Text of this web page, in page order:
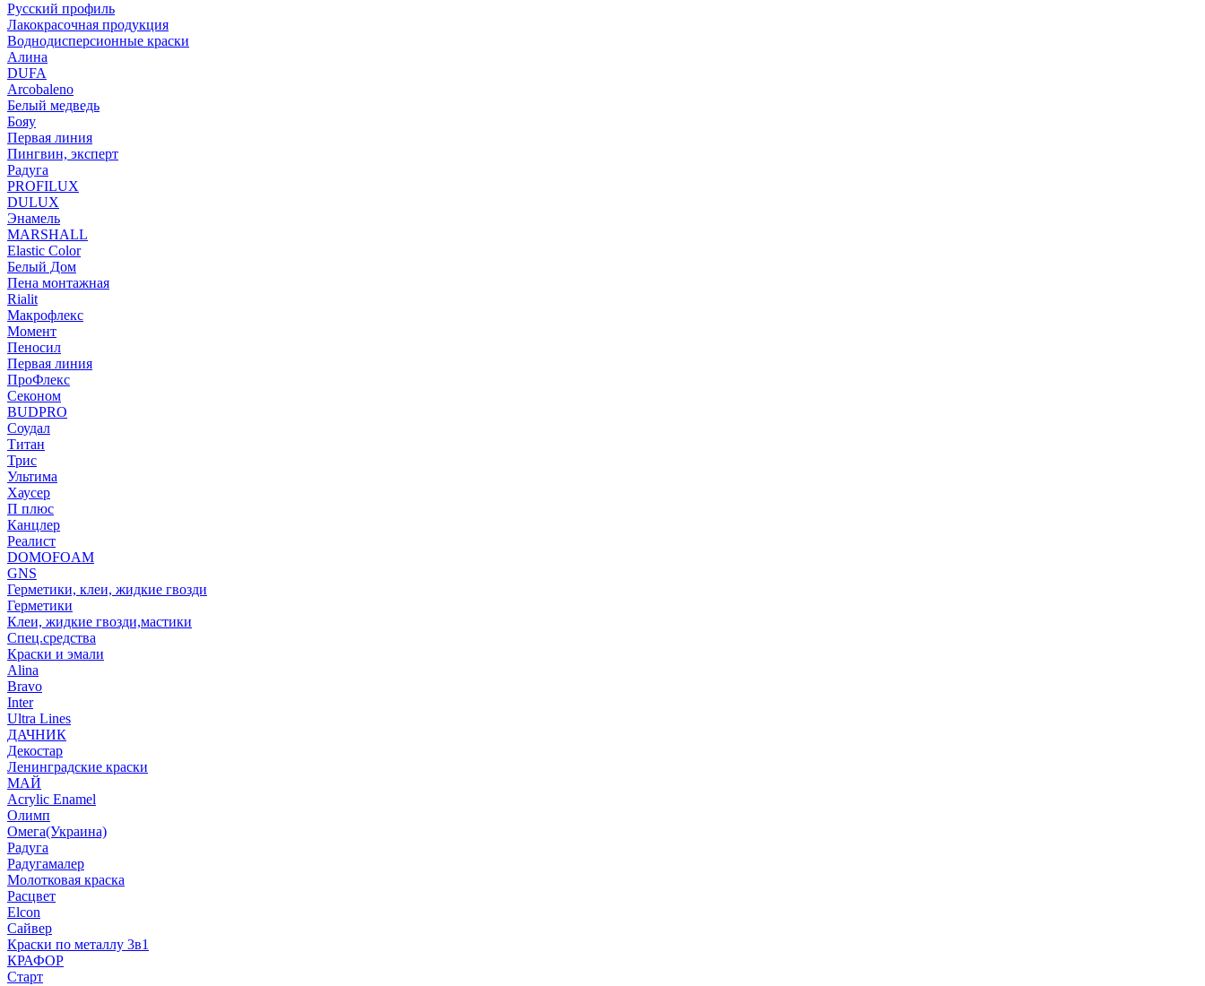
Русский профиль
Лакокрасочная продукция
Воднодисперсионные краски
Алина
DUFA
Arcobaleno
Белый медведь
Бояу
Первая линия
Пингвин, эксперт
Радуга
PROFILUX
DULUX
Энамель
MARSHALL
Elastic Color
Белый Дом
Пена монтажная
Rialit
Макрофлекс
Момент
Пеносил
Первая линия
ПроФлекс
Секоном
BUDPRO
Соудал
Титан
Трис
Ультима
Хаусер
П плюс
Канцлер
Реалист
DOMOFOAM
GNS
Герметики, клеи, жидкие гвозди
Герметики
Клеи, жидкие гвозди,мастики
Спец.средства
Краски и эмали
Alina
Bravo
Inter
Ultra Lines
ДАЧНИК
Декостар
Ленинградские краски
МАЙ
Acrylic Enamel
Олимп
Омега(Украина)
Радуга
Радугамалер
Молотковая краска
Расцвет
Elcon
Сайвер
Краски по металлу 3в1
КРАФОР
Старт